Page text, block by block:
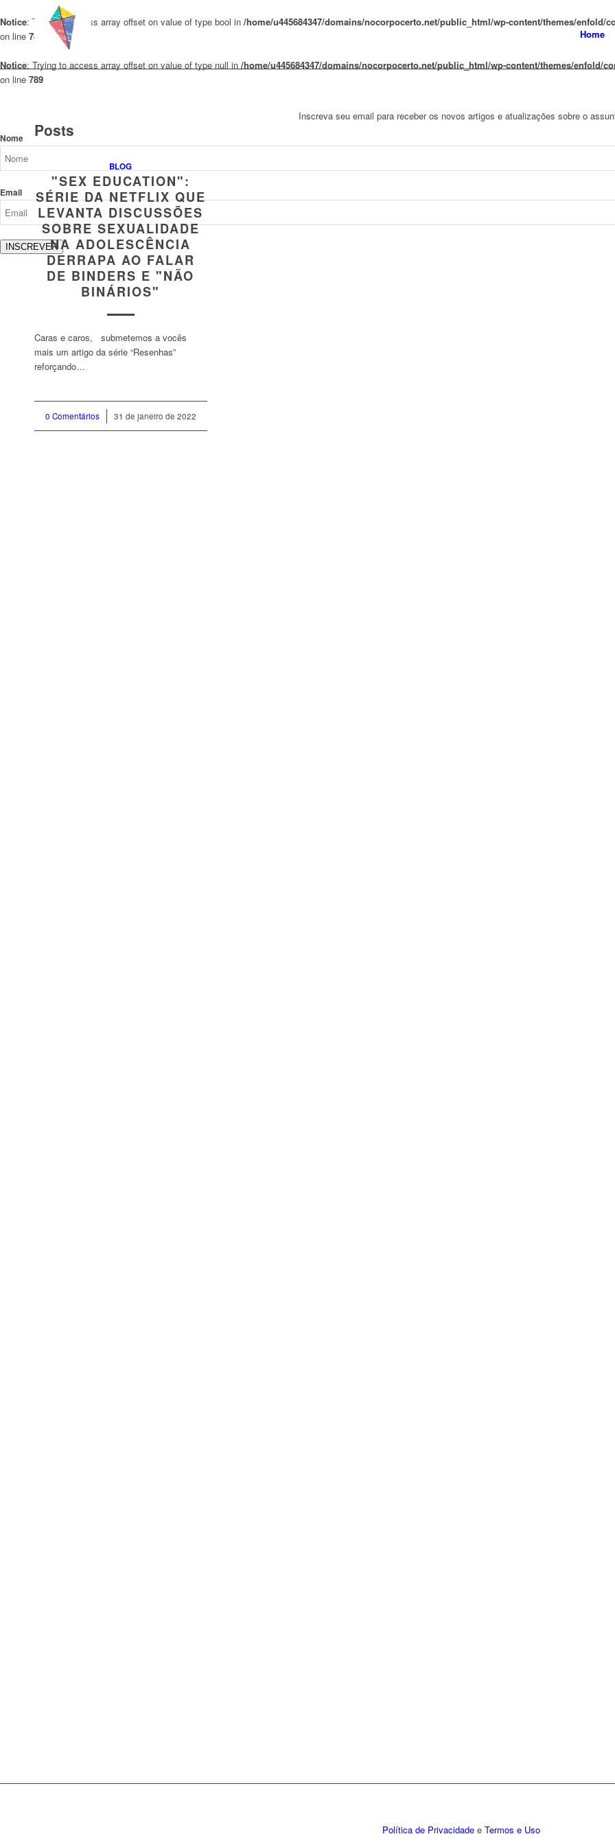
Notice: Trying to access array offset on value of type bool in /home/u445684347/domains/nocorpocerto.net/public_html/wp-content/themes/
on line 789
Notice: Trying to access array offset on value of type null in /home/u445684347/domains/nocorpocerto.net/public_html/wp-content/themes/enfold/
on line 789
Home
Posts
BLOG
"SEX EDUCATION":
SÉRIE DA NETFLIX QUE
LEVANTA DISCUSSÕES
SOBRE SEXUALIDADE
NA ADOLESCÊNCIA
DERRAPA AO FALAR
DE BINDERS E "NÃO
BINÁRIOS"
Caras e caros, submetemos a vocês
mais um artigo da série “Resenhas”
reforçando…
0 Comentários
/ 31 de janeiro de 2022
Política de Privacidade e Termos e Uso
Inscreva seu email para receber os novos artigos e atualizações sobre o
Nome
Email
INSCREVER